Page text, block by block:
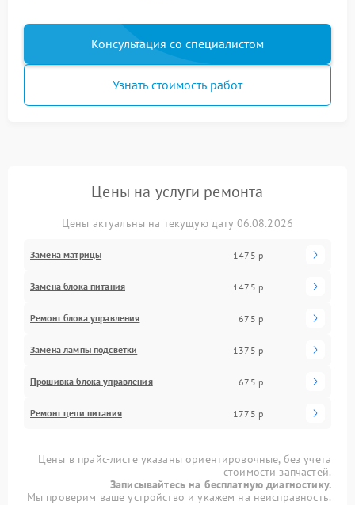
Консультация со специалистом
Узнать стоимость работ
Цены на услуги ремонта
Цены актуальны на текущую дату 06.08.2026
Замена матрицы 1475 р
Замена блока питания 1475 р
Ремонт блока управления 675 р
Замена лампы подсветки 1375 р
Прошивка блока управления 675 р
Ремонт цепи питания 1775 р
Цены в прайс-листе указаны ориентировочные, без учета
стоимости запчастей.
Записывайтесь на бесплатную диагностику.
Мы проверим ваше устройство и укажем на неисправность.